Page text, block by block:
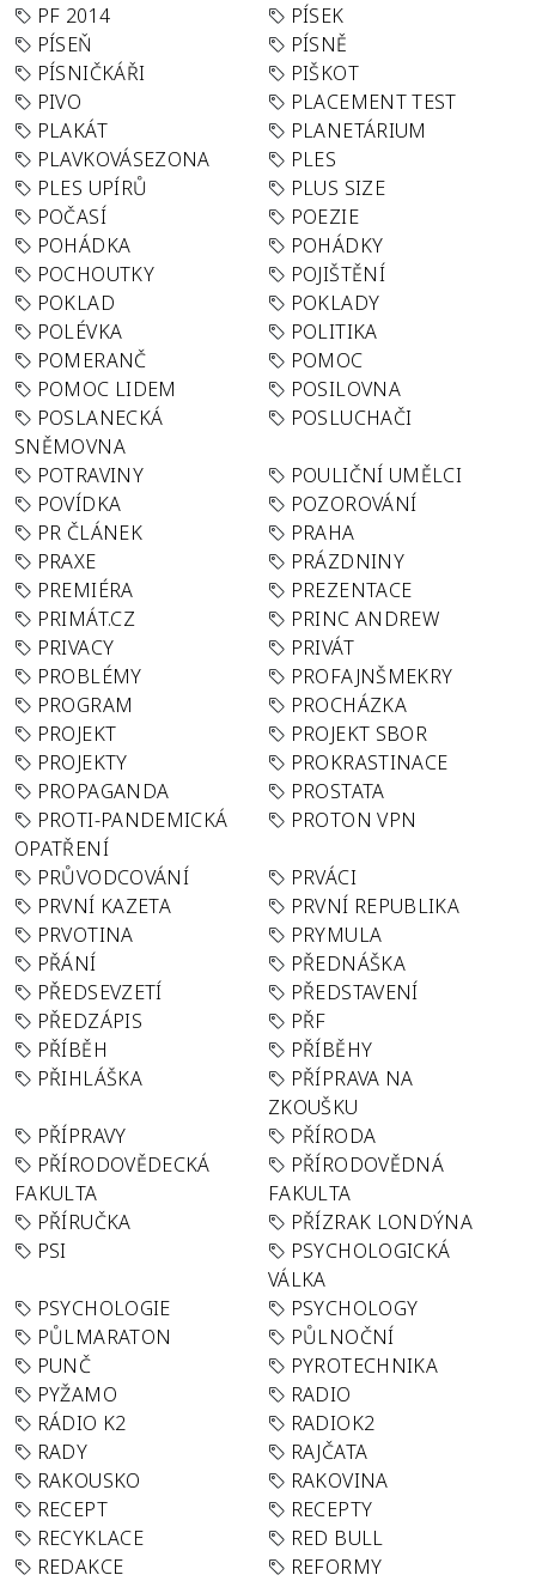
PF 2014
PÍSEK
PÍSEŇ
PÍSNĚ
PÍSNIČKÁŘI
PIŠKOT
PIVO
PLACEMENT TEST
PLAKÁT
PLANETÁRIUM
PLAVKOVÁSEZONA
PLES
PLES UPÍRŮ
PLUS SIZE
POČASÍ
POEZIE
POHÁDKA
POHÁDKY
POCHOUTKY
POJIŠTĚNÍ
POKLAD
POKLADY
POLÉVKA
POLITIKA
POMERANČ
POMOC
POMOC LIDEM
POSILOVNA
POSLANECKÁ
SNĚMOVNA
POSLUCHAČI
POTRAVINY
POULIČNÍ UMĚLCI
POVÍDKA
POZOROVÁNÍ
PR ČLÁNEK
PRAHA
PRAXE
PRÁZDNINY
PREMIÉRA
PREZENTACE
PRIMÁT.CZ
PRINC ANDREW
PRIVACY
PRIVÁT
PROBLÉMY
PROFAJNŠMEKRY
PROGRAM
PROCHÁZKA
PROJEKT
PROJEKT SBOR
PROJEKTY
PROKRASTINACE
PROPAGANDA
PROSTATA
PROTI-PANDEMICKÁ
OPATŘENÍ
PROTON VPN
PRŮVODCOVÁNÍ
PRVÁCI
PRVNÍ KAZETA
PRVNÍ REPUBLIKA
PRVOTINA
PRYMULA
PŘÁNÍ
PŘEDNÁŠKA
PŘEDSEVZETÍ
PŘEDSTAVENÍ
PŘEDZÁPIS
PŘF
PŘÍBĚH
PŘÍBĚHY
PŘIHLÁŠKA
PŘÍPRAVA NA
ZKOUŠKU
PŘÍPRAVY
PŘÍRODA
PŘÍRODOVĚDECKÁ
FAKULTA
PŘÍRODOVĚDNÁ
FAKULTA
PŘÍRUČKA
PŘÍZRAK LONDÝNA
PSI
PSYCHOLOGICKÁ
VÁLKA
PSYCHOLOGIE
PSYCHOLOGY
PŮLMARATON
PŮLNOČNÍ
PUNČ
PYROTECHNIKA
PYŽAMO
RADIO
RÁDIO K2
RADIOK2
RADY
RAJČATA
RAKOUSKO
RAKOVINA
RECEPT
RECEPTY
RECYKLACE
RED BULL
REDAKCE
REFORMY